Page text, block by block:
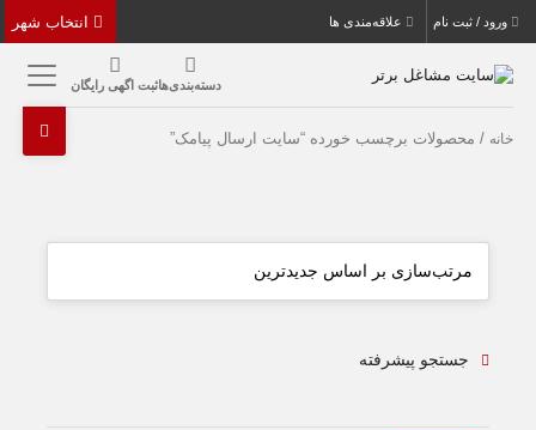
ورود / ثبت نام علاقه‌مندی ها
دسته‌بندی‌هاثبت اگهی رایگان
خانه / محصولات برچسب خورده “سایت ارسال پیامک”
جستجو پیشرفته